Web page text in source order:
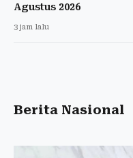
Agustus 2026
3 jam lalu
Berita Nasional